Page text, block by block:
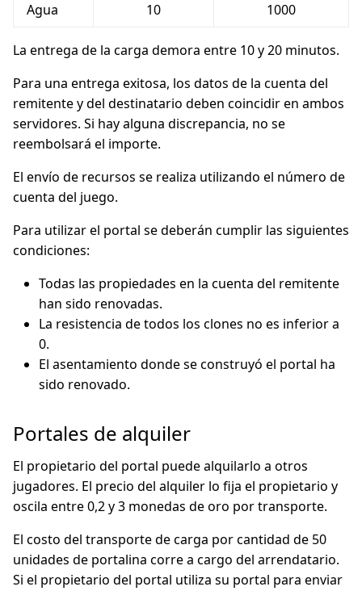
Agua
10 1000
La entrega de la carga demora entre 10 y 20 minutos.
Para una entrega exitosa, los datos de la cuenta del
remitente y del destinatario deben coincidir en ambos
servidores. Si hay alguna discrepancia, no se
reembolsará el importe.
El envío de recursos se realiza utilizando el número de
cuenta del juego.
Para utilizar el portal se deberán cumplir las siguientes
condiciones:
Todas las propiedades en la cuenta del remitente
han sido renovadas.
La resistencia de todos los clones no es inferior a
0.
El asentamiento donde se construyó el portal ha
sido renovado.
Portales de alquiler
El propietario del portal puede alquilarlo a otros
jugadores. El precio del alquiler lo fija el propietario y
oscila entre 0,2 y 3 monedas de oro por transporte.
El costo del transporte de carga por cantidad de 50
unidades de portalina corre a cargo del arrendatario.
Si el propietario del portal utiliza su portal para enviar